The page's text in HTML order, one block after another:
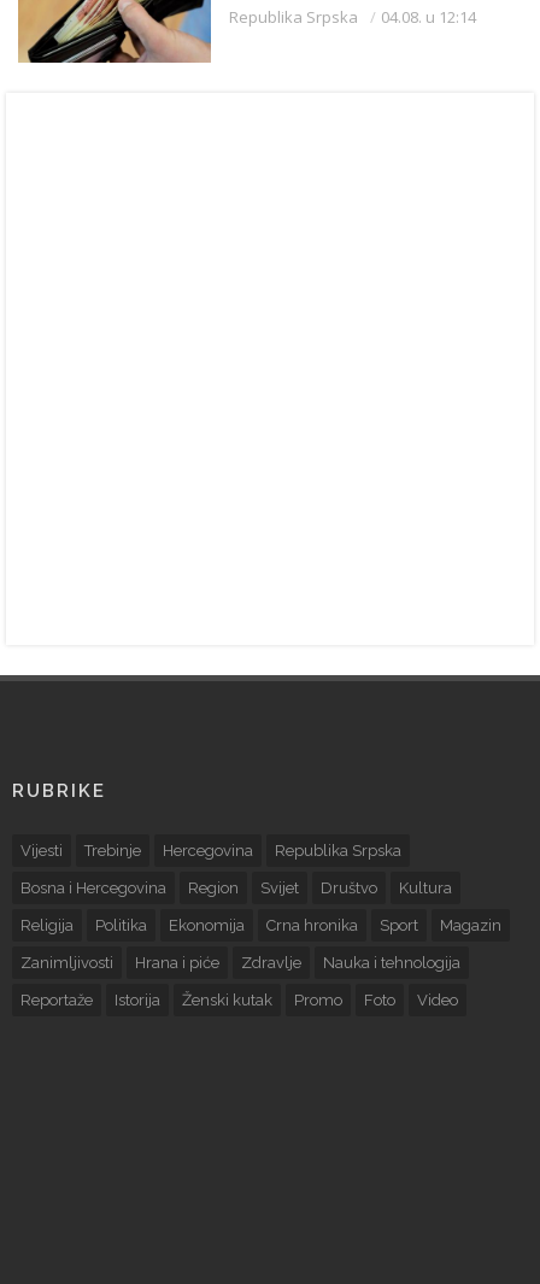
Republika Srpska 04.08. u 12:14
RUBRIKE
Vijesti Trebinje Hercegovina Republika Srpska
Bosna i Hercegovina Region Svijet Društvo Kultura
Religija Politika Ekonomija Crna hronika Sport Magazin
Zanimljivosti Hrana i piće Zdravlje Nauka i tehnologija
Reportaže Istorija Ženski kutak Promo Foto Video